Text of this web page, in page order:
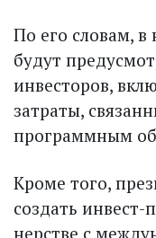
По его словам,
будут
инвесторов,
затраты,
программным
Кроме того,
создать
нерстве с